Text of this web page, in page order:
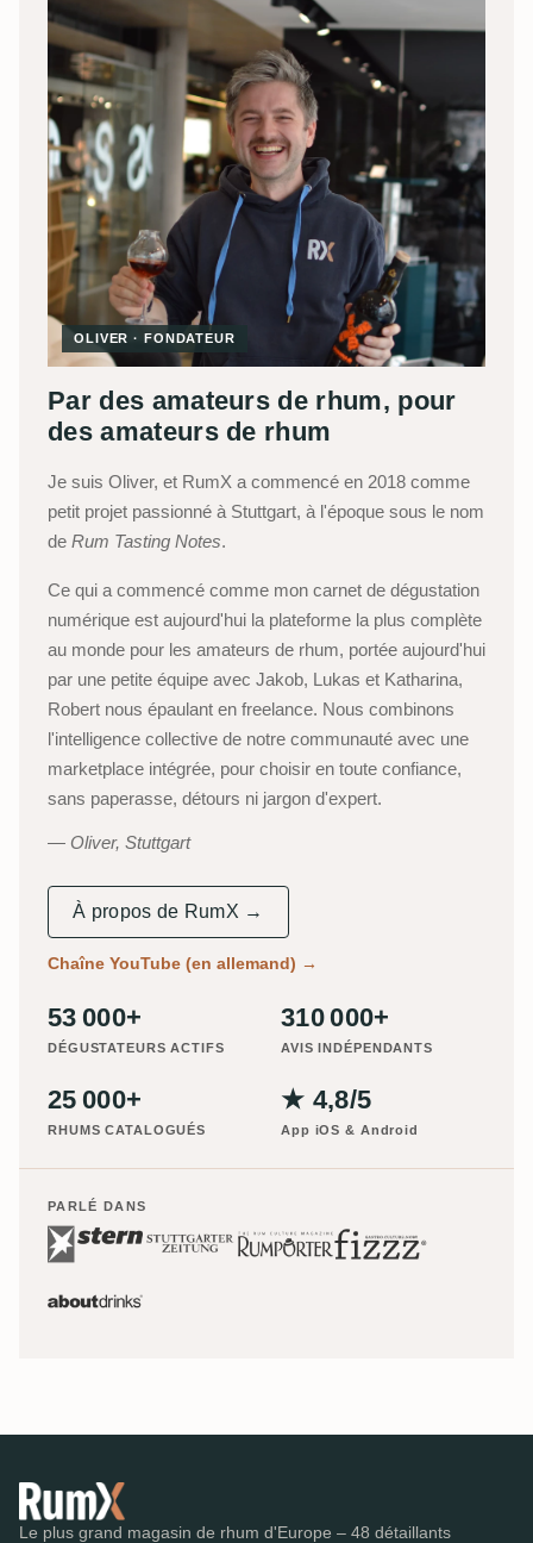
OLIVER · FONDATEUR
Par des amateurs de rhum, pour
des amateurs de rhum
Je suis Oliver, et RumX a commencé en 2018 comme
petit projet passionné à Stuttgart, à l'époque sous le nom
de Rum Tasting Notes.
Ce qui a commencé comme mon carnet de dégustation
numérique est aujourd'hui la plateforme la plus complète
au monde pour les amateurs de rhum, portée aujourd'hui
par une petite équipe avec Jakob, Lukas et Katharina,
Robert nous épaulant en freelance. Nous combinons
l'intelligence collective de notre communauté avec une
marketplace intégrée, pour choisir en toute confiance,
sans paperasse, détours ni jargon d'expert.
Oliver, Stuttgart
À propos de RumX →
Chaîne YouTube (en allemand) →
53 000+
DÉGUSTATEURS ACTIFS
310 000+
AVIS INDÉPENDANTS
25 000+
RHUMS CATALOGUÉS
★ 4,8/5
App iOS & Android
PARLÉ DANS
Le plus grand magasin de rhum d'Europe – 48 détaillants